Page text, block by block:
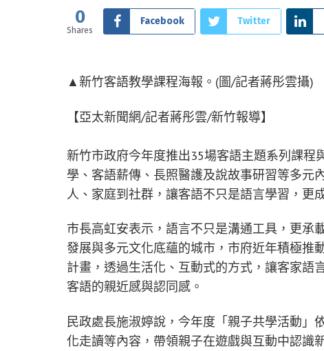
0
Shares
Facebook Twitter
▲新竹客語教學課程海報。(圖/記者蔣彤雲攝)
【亞太新聞網/記者蔣彤雲/新竹報導】
新竹市政府今年度推出35場客語主題系列課
學、客語薪傳、長照醫護及說故事研習等多元
人、家庭到社群，讓客語不只是語言學習，更
市長高虹安表示，語言不只是溝通工具，更承
發展與多元文化底蘊的城市，市府近年積極推
計畫，透過生活化、互動式的方式，讓客家語
客語的親近感與認同感。
民政處長施淑婷說，今年度「親子共學活動」
化走讀等內容，帶領親子在遊戲與互動中認識